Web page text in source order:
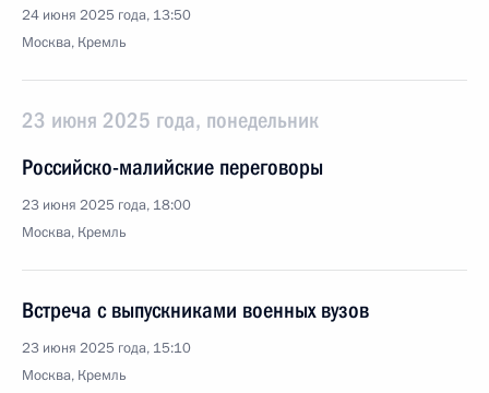
24 июня 2025 года, 13:50
Москва, Кремль
23 июня 2025 года, понедельник
Российско-малийские переговоры
23 июня 2025 года, 18:00
Москва, Кремль
Встреча с выпускниками военных вузов
23 июня 2025 года, 15:10
Москва, Кремль